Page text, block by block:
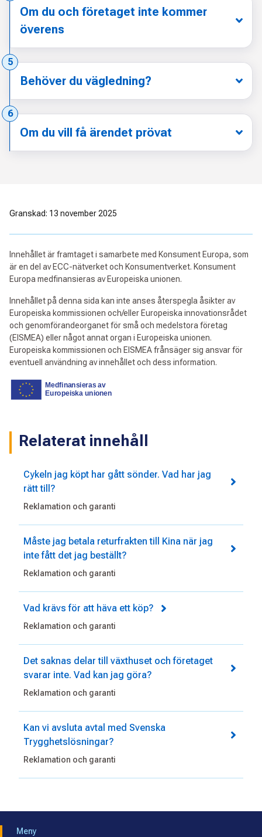
Om du och företaget inte kommer
överens
Steg:
5
Behöver du vägledning?
Steg:
6
Om du vill få ärendet prövat
Granskad: 13 november 2025
Innehållet är framtaget i samarbete med Konsument Europa, som
är en del av ECC-nätverket och Konsumentverket. Konsument
Europa medfinansieras av Europeiska unionen.
Innehållet på denna sida kan inte anses återspegla åsikter av
Europeiska kommissionen och/eller Europeiska innovationsrådet
och genomförandeorganet för små och medelstora företag
(EISMEA) eller något annat organ i Europeiska unionen.
Europeiska kommissionen och EISMEA frånsäger sig ansvar för
eventuell användning av innehållet och dess information.
Relaterat innehåll
Cykeln jag köpt har gått sönder. Vad har jag
rätt till?
Reklamation och garanti
Måste jag betala returfrakten till Kina när jag
inte fått det jag beställt?
Reklamation och garanti
Vad krävs för att häva ett köp?
Reklamation och garanti
Det saknas delar till växthuset och företaget
svarar inte. Vad kan jag göra?
Reklamation och garanti
Kan vi avsluta avtal med Svenska
Trygghetslösningar?
Reklamation och garanti
Meny